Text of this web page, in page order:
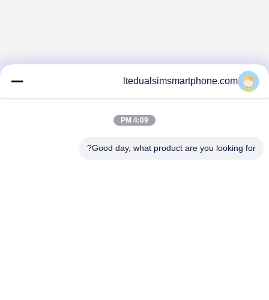
ltedualsimsmartphone.com
4:09 PM
Good day, what product are you looking for?